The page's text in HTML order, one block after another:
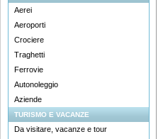
Aerei
Aeroporti
Crociere
Traghetti
Ferrovie
Autonoleggio
Aziende
TURISMO E VACANZE
Da visitare, vacanze e tour